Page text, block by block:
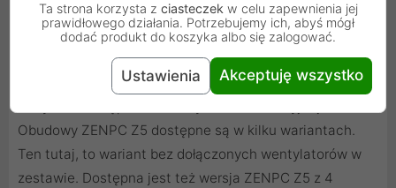
dużych i wydajnych komponentów. Jest to konstrukcja,
która zapewnia optymalny przepływ powietrza i
umożliwia montaż aż 6 wentylatorów o średnicy 120 mm
jak i również układy chłodzenia z radiatorami 360. To
Obudowy ZENPC Z5 dostępne są w kilku wariantach.
Ten tutaj, to wariant bez dołączonych wentylatorów w
zestawie. Dostępna jest też wersja ZENPC Z5 z 4
Ta strona korzysta z ciasteczek w celu zapewnienia jej
prawidłowego działania. Potrzebujemy ich, abyś mógł
dodać produkt do koszyka albo się zalogować.
Ustawienia Akceptuję wszystko